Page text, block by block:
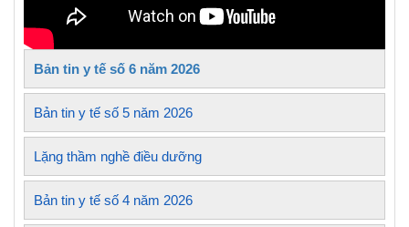
Bản tin y tế số 6 năm 2026
Bản tin y tế số 5 năm 2026
Lặng thầm nghề điều dưỡng
Bản tin y tế số 4 năm 2026